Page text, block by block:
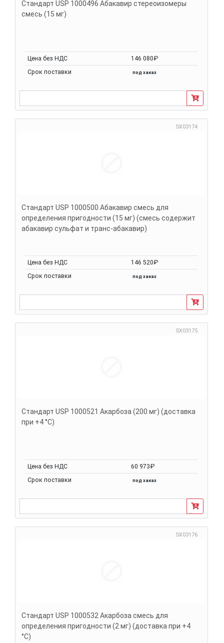
Стандарт USP 1000496 Абакавир стереоизомеры
смесь (15 мг)
Цена без НДС
146 080₽
Срок поставки
под заказ
SX03174
Стандарт USP 1000500 Абакавир смесь для
определения пригодности (15 мг) (смесь содержит
абакавир сульфат и транс-абакавир)
Цена без НДС
146 520₽
Срок поставки
под заказ
SX03175
Стандарт USP 1000521 Акарбоза (200 мг) (доставка
при +4 °C)
Цена без НДС
60 973₽
Срок поставки
под заказ
SX03176
Стандарт USP 1000532 Акарбоза смесь для
определения пригодности (2 мг) (доставка при +4
°C)